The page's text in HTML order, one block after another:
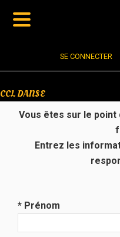
SE CONNECTER
CCL DANSE
Vous êtes sur le
Entrez les
* Prénom